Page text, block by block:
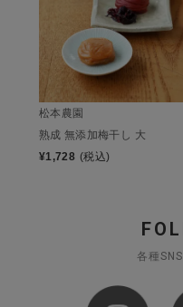
松本農園
熟成 無添加梅干し 大
¥1,728 (税込)
各種